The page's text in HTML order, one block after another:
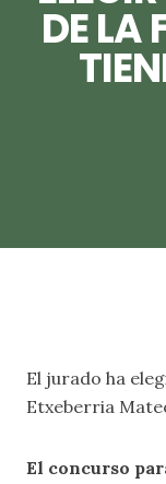
DE LA
El jurado ha
Etxeberria
El concurso